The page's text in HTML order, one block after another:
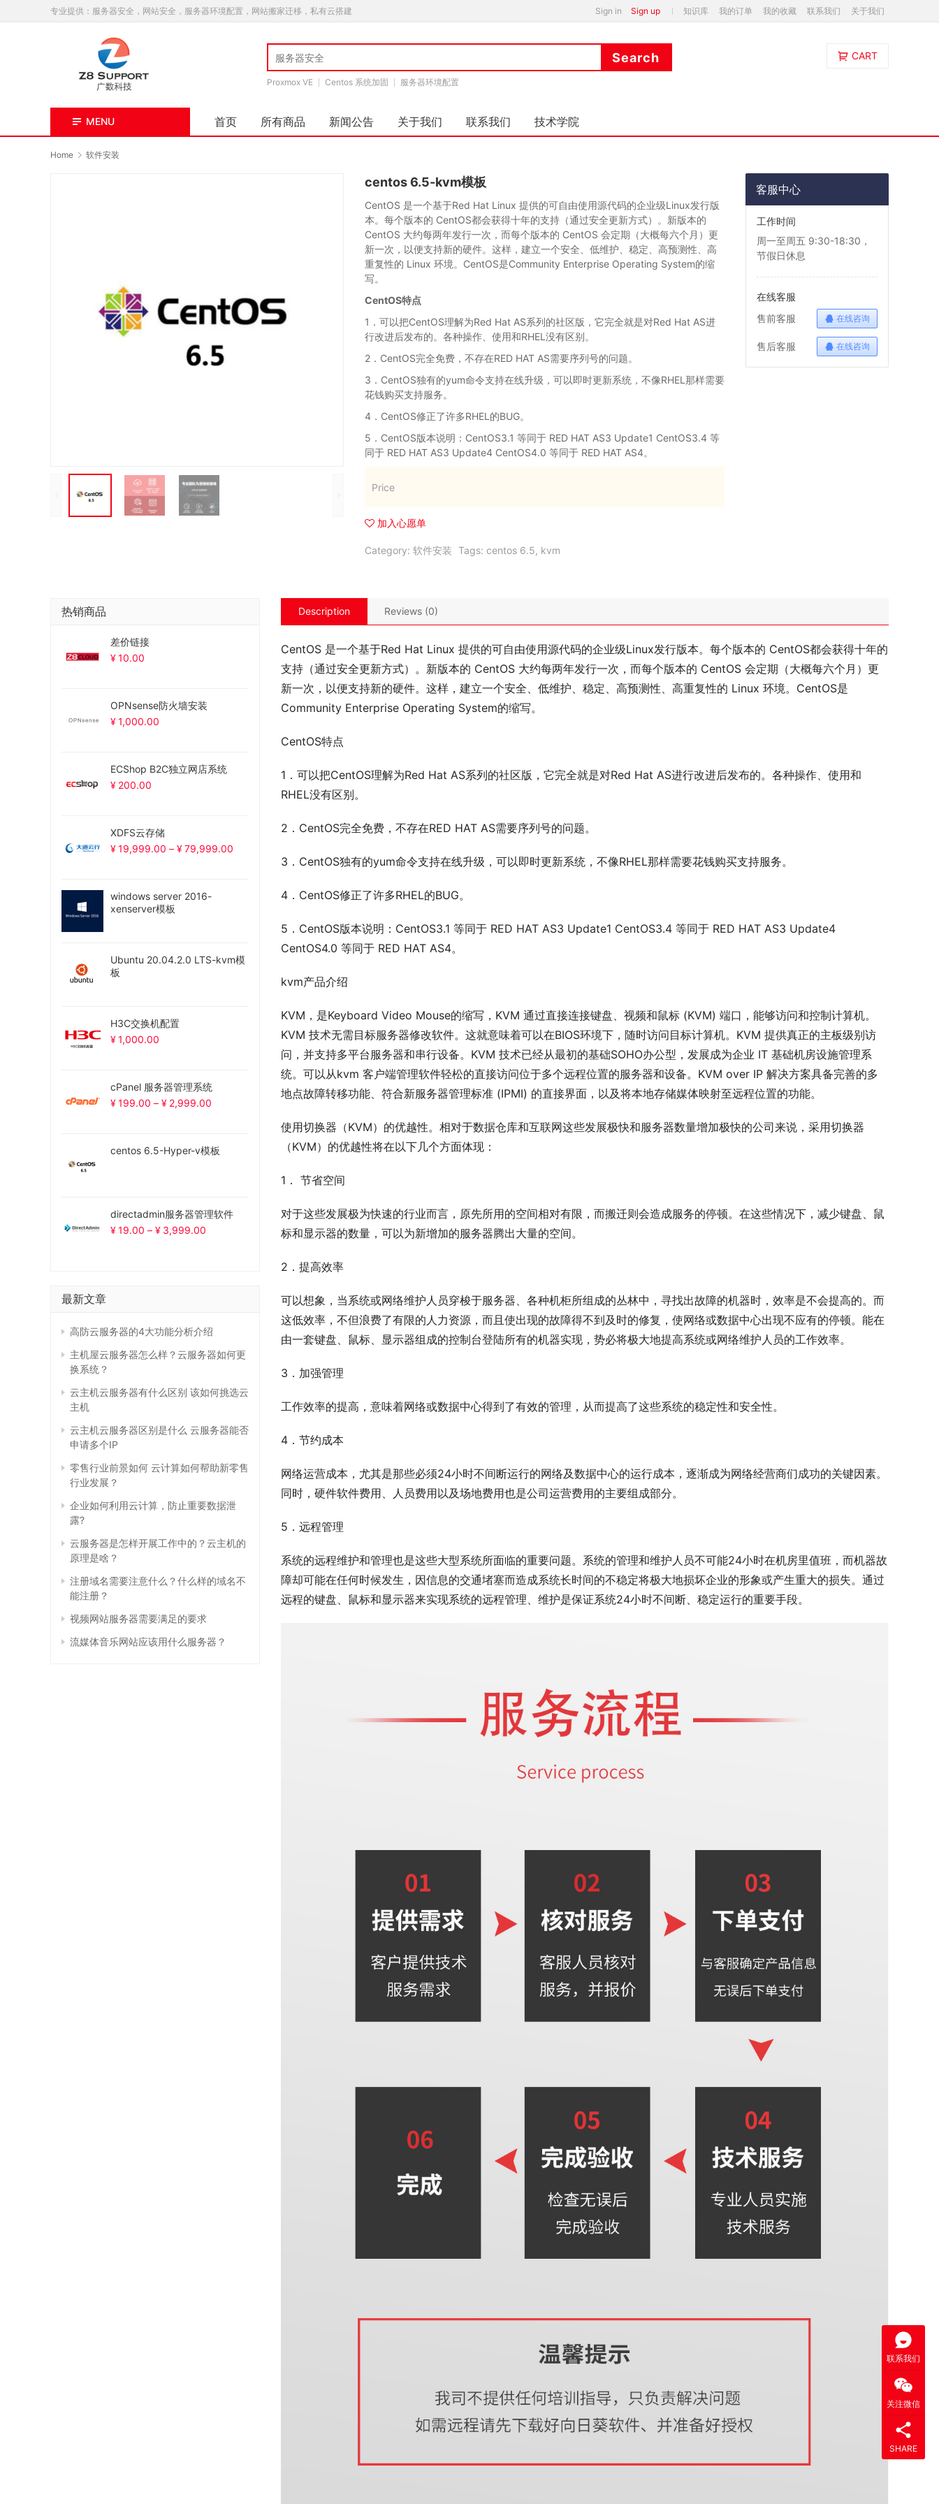
专业提供：服务器安全，网站安全，服务器环境配置，网站搬家迁移，私有云搭建 Sign in Sign up 知识库 我的订单 我的收藏 联系我们 关于我们
Proxmox VE Centos 系统加固 服务器环境配置
CART
MENU 首页 所有商品 新闻公告 关于我们 联系我们 技术学院
Home 软件安装
centos 6.5-kvm模板
CentOS 是一个基于Red Hat Linux 提供的可自由使用源代码的企业级Linux发行版
本。每个版本的 CentOS都会获得十年的支持（通过安全更新方式）。新版本的
CentOS 大约每两年发行一次，而每个版本的 CentOS 会定期（大概每六个月）更
新一次，以便支持新的硬件。这样，建立一个安全、低维护、稳定、高预测性、高
重复性的 Linux 环境。CentOS是Community Enterprise Operating System的缩
写。
CentOS特点
1．可以把CentOS理解为Red Hat AS系列的社区版，它完全就是对Red Hat AS进
行改进后发布的。各种操作、使用和RHEL没有区别。
2．CentOS完全免费，不存在RED HAT AS需要序列号的问题。
3．CentOS独有的yum命令支持在线升级，可以即时更新系统，不像RHEL那样需要
花钱购买支持服务。
4．CentOS修正了许多RHEL的BUG。
5．CentOS版本说明：CentOS3.1 等同于 RED HAT AS3 Update1 CentOS3.4 等
同于 RED HAT AS3 Update4 CentOS4.0 等同于 RED HAT AS4。
Price
加入心愿单
Category: 软件安装 Tags: centos 6.5, kvm
客服中心
工作时间
周一至周五 9:30-18:30，
节假日休息
在线客服
售前客服
在线咨询
售后客服 在线咨询
Description Reviews (0)
CentOS 是一个基于Red Hat Linux 提供的可自由使用源代码的企业级Linux发行版本。每个版本的 CentOS都会获得十年的
支持（通过安全更新方式）。新版本的 CentOS 大约每两年发行一次，而每个版本的 CentOS 会定期（大概每六个月）更
新一次，以便支持新的硬件。这样，建立一个安全、低维护、稳定、高预测性、高重复性的 Linux 环境。CentOS是
Community Enterprise Operating System的缩写。
CentOS特点
1．可以把CentOS理解为Red Hat AS系列的社区版，它完全就是对Red Hat AS进行改进后发布的。各种操作、使用和
RHEL没有区别。
2．CentOS完全免费，不存在RED HAT AS需要序列号的问题。
3．CentOS独有的yum命令支持在线升级，可以即时更新系统，不像RHEL那样需要花钱购买支持服务。
4．CentOS修正了许多RHEL的BUG。
5．CentOS版本说明：CentOS3.1 等同于 RED HAT AS3 Update1 CentOS3.4 等同于 RED HAT AS3 Update4
CentOS4.0 等同于 RED HAT AS4。
kvm产品介绍
KVM，是Keyboard Video Mouse的缩写，KVM 通过直接连接键盘、视频和鼠标 (KVM) 端口，能够访问和控制计算机。
KVM 技术无需目标服务器修改软件。这就意味着可以在BIOS环境下，随时访问目标计算机。KVM 提供真正的主板级别访
问，并支持多平台服务器和串行设备。KVM 技术已经从最初的基础SOHO办公型，发展成为企业 IT 基础机房设施管理系
统。可以从kvm 客户端管理软件轻松的直接访问位于多个远程位置的服务器和设备。KVM over IP 解决方案具备完善的多
地点故障转移功能、符合新服务器管理标准 (IPMI) 的直接界面，以及将本地存储媒体映射至远程位置的功能。
使用切换器（KVM）的优越性。相对于数据仓库和互联网这些发展极快和服务器数量增加极快的公司来说，采用切换器
（KVM）的优越性将在以下几个方面体现：
1． 节省空间
对于这些发展极为快速的行业而言，原先所用的空间相对有限，而搬迁则会造成服务的停顿。在这些情况下，减少键盘、鼠
标和显示器的数量，可以为新增加的服务器腾出大量的空间。
2．提高效率
可以想象，当系统或网络维护人员穿梭于服务器、各种机柜所组成的丛林中，寻找出故障的机器时，效率是不会提高的。而
这低效率，不但浪费了有限的人力资源，而且使出现的故障得不到及时的修复，使网络或数据中心出现不应有的停顿。能在
由一套键盘、鼠标、显示器组成的控制台登陆所有的机器实现，势必将极大地提高系统或网络维护人员的工作效率。
3．加强管理
工作效率的提高，意味着网络或数据中心得到了有效的管理，从而提高了这些系统的稳定性和安全性。
4．节约成本
网络运营成本，尤其是那些必须24小时不间断运行的网络及数据中心的运行成本，逐渐成为网络经营商们成功的关键因素。
同时，硬件软件费用、人员费用以及场地费用也是公司运营费用的主要组成部分。
5．远程管理
系统的远程维护和管理也是这些大型系统所面临的重要问题。系统的管理和维护人员不可能24小时在机房里值班，而机器故
障却可能在任何时候发生，因信息的交通堵塞而造成系统长时间的不稳定将极大地损坏企业的形象或产生重大的损失。通过
远程的键盘、鼠标和显示器来实现系统的远程管理、维护是保证系统24小时不间断、稳定运行的重要手段。
热销商品
差价链接
¥10.00
OPNsense防火墙安装
¥1,000.00
ECShop B2C独立网店系统
¥ 200.00
XDFS云存储
¥19,999.00 – ¥79,999.00
windows server 2016-
xenserver模板
Ubuntu 20.04.2.0 LTS-kvm模
板
H3C交换机配置
¥1,000.00
cPanel 服务器管理系统
¥199.00 – ¥ 2,999.00
centos 6.5-Hyper-v模板
directadmin服务器管理软件
¥19.00 – ¥ 3,999.00
最新文章
高防云服务器的4大功能分析介绍
主机屋云服务器怎么样？云服务器如何更
换系统？
云主机云服务器有什么区别 该如何挑选云
主机
云主机云服务器区别是什么 云服务器能否
申请多个IP
零售行业前景如何 云计算如何帮助新零售
行业发展？
企业如何利用云计算，防止重要数据泄
露?
云服务器是怎样开展工作中的？云主机的
原理是啥？
注册域名需要注意什么？什么样的域名不
能注册？
视频网站服务器需要满足的要求
流媒体音乐网站应该用什么服务器？
联系我们
关注微信
SHARE